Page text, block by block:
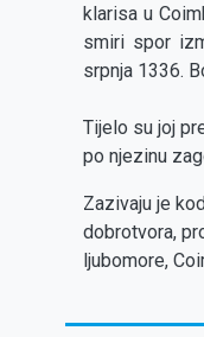
klarisa u
smiri spor
srpnja 1336.
Tijelo su joj
po njezinu
Zazivaju je
dobrotvora,
ljubomore,